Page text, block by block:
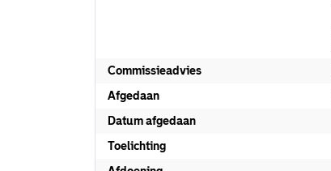
Commissieadvies
Afgedaan
Datum afgedaan
Toelichting